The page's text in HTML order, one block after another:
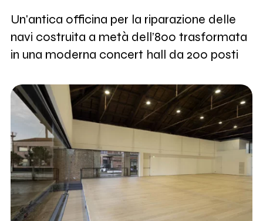
Un'antica officina per la riparazione delle
navi costruita a metà dell’800 trasformata
in una moderna concert hall da 200 posti